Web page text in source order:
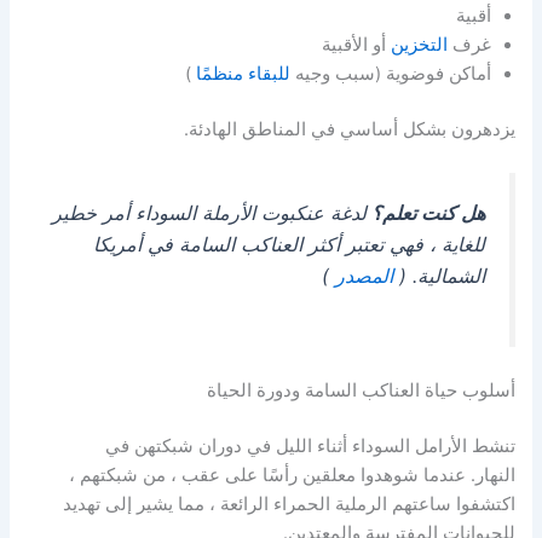
أقبية
غرف التخزين أو الأقبية
أماكن فوضوية (سبب وجيه للبقاء منظمًا )
يزدهرون بشكل أساسي في المناطق الهادئة.
هل كنت تعلم؟لدغة عنكبوت الأرملة السوداء أمر خطير
للغاية ، فهي تعتبر أكثر العناكب السامة في أمريكا
الشمالية. (المصدر )
أسلوب حياة العناكب السامة ودورة الحياة
تنشط الأرامل السوداء أثناء الليل في دوران شبكتهن في
النهار. عندما شوهدوا معلقين رأسًا على عقب ، من شبكتهم ،
اكتشفوا ساعتهم الرملية الحمراء الرائعة ، مما يشير إلى تهديد
للحيوانات المفترسة والمعتدين.